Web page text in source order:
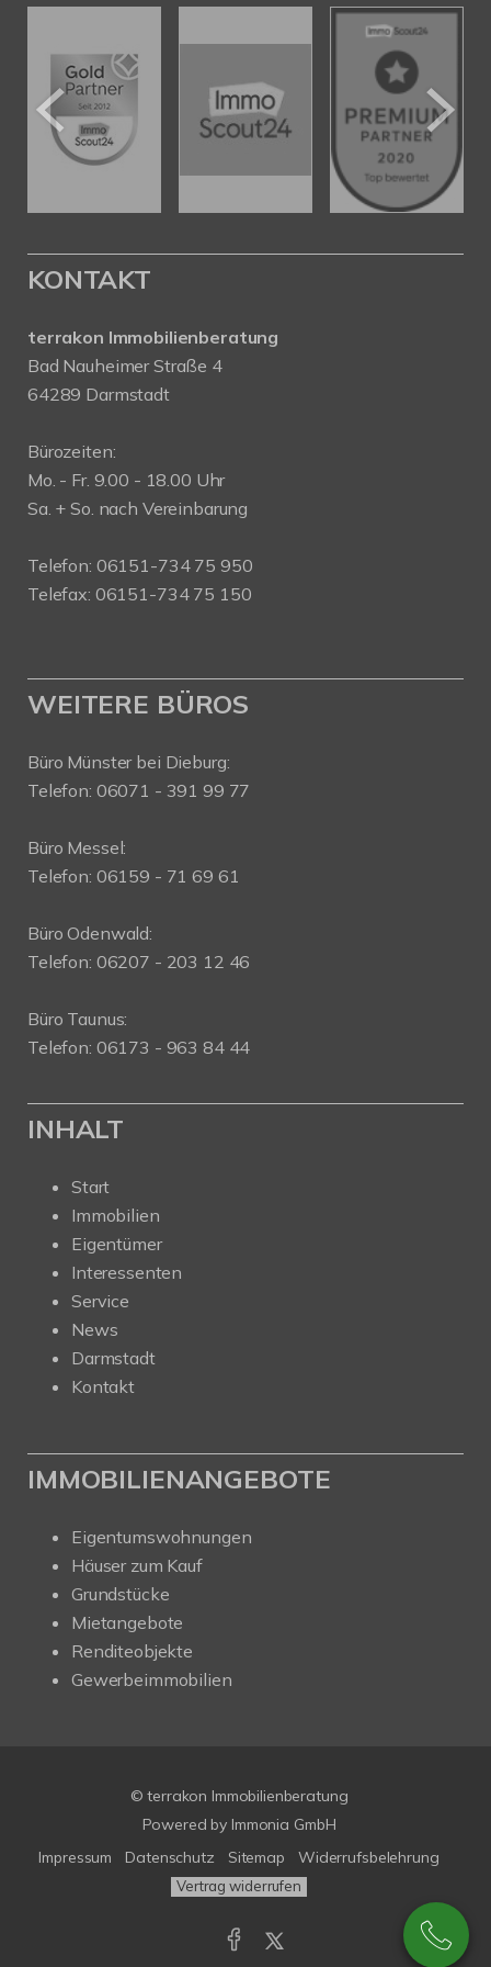
KONTAKT
terrakon Immobilienberatung
Bad Nauheimer Straße 4
64289 Darmstadt
Bürozeiten:
Mo. - Fr. 9.00 - 18.00 Uhr
Sa. + So. nach Vereinbarung
Telefon: 06151-734 75 950
Telefax: 06151-734 75 150
WEITERE BÜROS
Büro Münster bei Dieburg:
Telefon: 06071 - 391 99 77
Büro Messel:
Telefon: 06159 - 71 69 61
Büro Odenwald:
Telefon: 06207 - 203 12 46
Büro Taunus:
Telefon: 06173 - 963 84 44
INHALT
Start
Immobilien
Eigentümer
Interessenten
Service
News
Darmstadt
Kontakt
IMMOBILIENANGEBOTE
Eigentumswohnungen
Häuser zum Kauf
Grundstücke
Mietangebote
Renditeobjekte
Gewerbeimmobilien
© terrakon Immobilienberatung
Powered by Immonia GmbH
Impressum
Datenschutz Sitemap Widerrufsbelehrung
Vertrag widerrufen